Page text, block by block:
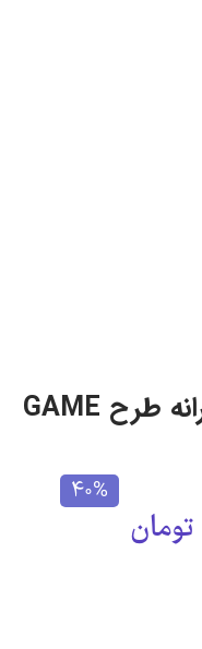
تیشرت آستین کوتاه پسرانه طرح GAME
تومان
40%